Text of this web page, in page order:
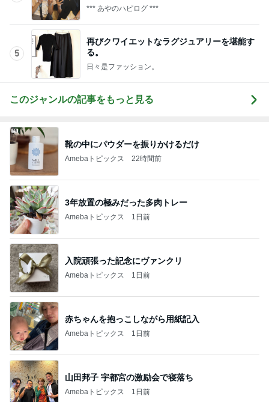
*** あやのハピログ ***
5
再びクワイエットなラグジュアリーを堪能す
る。
日々是ファッション。
このジャンルの記事をもっと見る
靴の中にパウダーを振りかけるだけ
Amebaトピックス 22時間前
3年放置の極みだった多肉トレー
Amebaトピックス 1日前
入院頑張った記念にヴァンクリ
Amebaトピックス 1日前
赤ちゃんを抱っこしながら用紙記入
Amebaトピックス 1日前
山田邦子 宇都宮の激励会で寝落ち
Amebaトピックス 1日前